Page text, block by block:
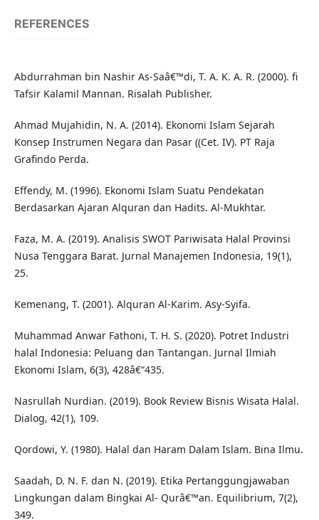
REFERENCES
Abdurrahman bin Nashir As-Saâ€™di, T. A. K. A. R. (2000). fi
Tafsir Kalamil Mannan. Risalah Publisher.
Ahmad Mujahidin, N. A. (2014). Ekonomi Islam Sejarah
Konsep Instrumen Negara dan Pasar ((Cet. IV). PT Raja
Grafindo Perda.
Effendy, M. (1996). Ekonomi Islam Suatu Pendekatan
Berdasarkan Ajaran Alquran dan Hadits. Al-Mukhtar.
Faza, M. A. (2019). Analisis SWOT Pariwisata Halal Provinsi
Nusa Tenggara Barat. Jurnal Manajemen Indonesia, 19(1),
25.
Kemenang, T. (2001). Alquran Al-Karim. Asy-Syifa.
Muhammad Anwar Fathoni, T. H. S. (2020). Potret Industri
halal Indonesia: Peluang dan Tantangan. Jurnal Ilmiah
Ekonomi Islam, 6(3), 428â€“435.
Nasrullah Nurdian. (2019). Book Review Bisnis Wisata Halal.
Dialog, 42(1), 109.
Qordowi, Y. (1980). Halal dan Haram Dalam Islam. Bina Ilmu.
Saadah, D. N. F. dan N. (2019). Etika Pertanggungjawaban
Lingkungan dalam Bingkai Al- Qurâ€™an. Equilibrium, 7(2),
349.